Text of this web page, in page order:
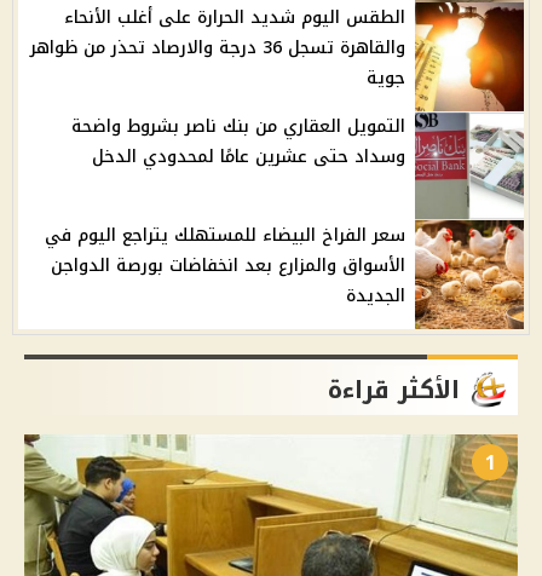
الطقس اليوم شديد الحرارة على أغلب الأنحاء
والقاهرة تسجل 36 درجة والارصاد تحذر من ظواهر
جوية
التمويل العقاري من بنك ناصر بشروط واضحة
وسداد حتى عشرين عامًا لمحدودي الدخل
سعر الفراخ البيضاء للمستهلك يتراجع اليوم في
الأسواق والمزارع بعد انخفاضات بورصة الدواجن
الجديدة
الأكثر قراءة
1